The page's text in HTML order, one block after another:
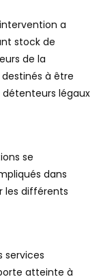
a
stock de
de la
à être
légaux
se
dans
les différents
services
atteinte à